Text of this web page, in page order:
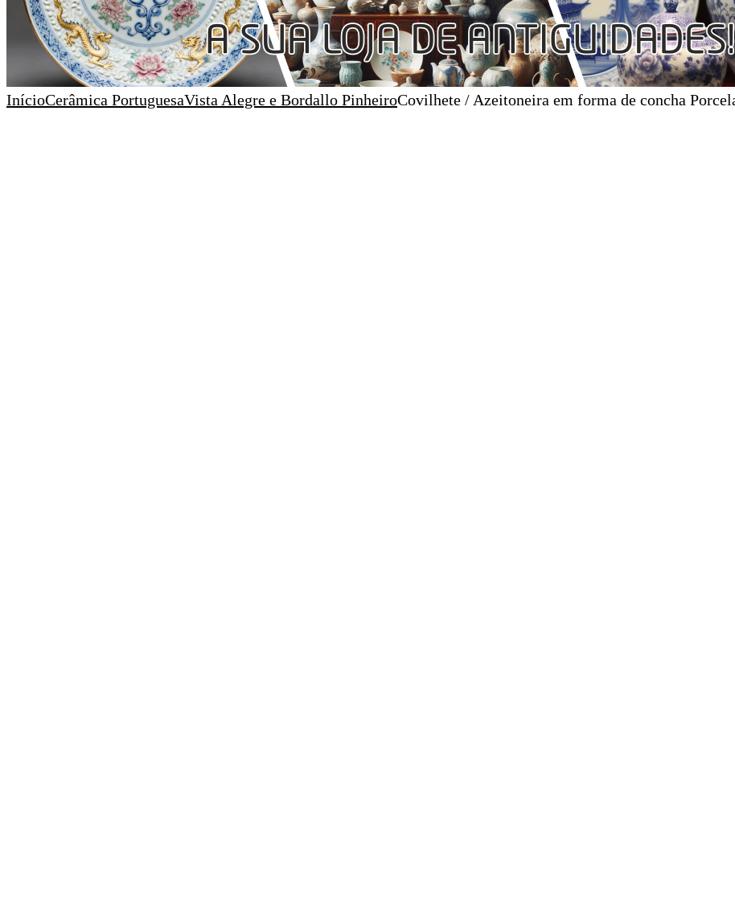
InícioCerâmica PortuguesaVista Alegre e Bordallo PinheiroCovilhete / Azeitoneira em forma de concha